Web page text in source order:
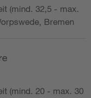
(mind. 32,5 - max.
Bremen
(mind. 20 - max. 30